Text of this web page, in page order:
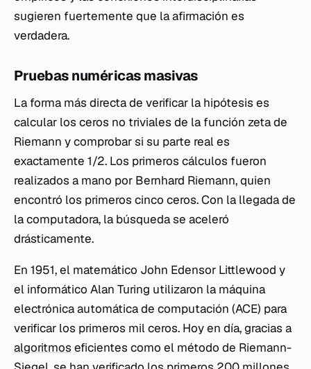
sugieren fuertemente que la afirmación es
verdadera.
Pruebas numéricas masivas
La forma más directa de verificar la hipótesis es
calcular los ceros no triviales de la función zeta de
Riemann y comprobar si su parte real es
exactamente 1/2. Los primeros cálculos fueron
realizados a mano por Bernhard Riemann, quien
encontró los primeros cinco ceros. Con la llegada de
la computadora, la búsqueda se aceleró
drásticamente.
En 1951, el matemático John Edensor Littlewood y
el informático Alan Turing utilizaron la máquina
electrónica automática de computación (ACE) para
verificar los primeros mil ceros. Hoy en día, gracias a
algoritmos eficientes como el método de Riemann-